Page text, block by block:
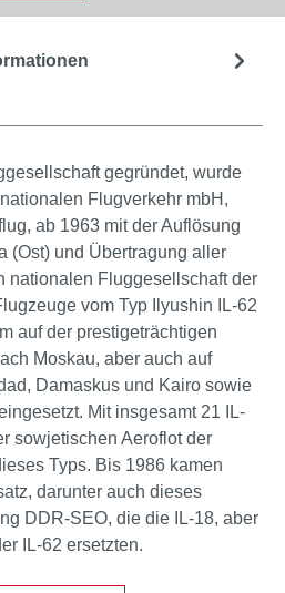
gegründet, wurde
Flugverkehr mbH,
ab 1963 mit der Auflösung
(Ost) und Übertragung aller
nationalen Fluggesellschaft der
vom Typ Ilyushin IL-62
auf der prestigeträchtigen
Moskau, aber auch auf
Damaskus und Kairo sowie
Mit insgesamt 21 IL-
sowjetischen Aeroflot der
Typs. Bis 1986 kamen
darunter auch dieses
DDR-SEO, die die IL-18, aber
IL-62 ersetzten.